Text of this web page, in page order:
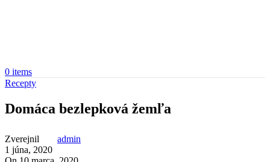
0 items
Recepty
Domáca bezlepková žemľa
Zverejnil
admin
1 júna, 2020